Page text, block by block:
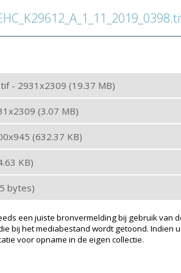
- 2931x2309 (19.37 MB)
(3.07 MB)
(632.37 KB)
KB)
bytes)
een juiste bronvermelding bij gebruik van
bij het mediabestand wordt getoond. Indien
voor opname in de eigen collectie.